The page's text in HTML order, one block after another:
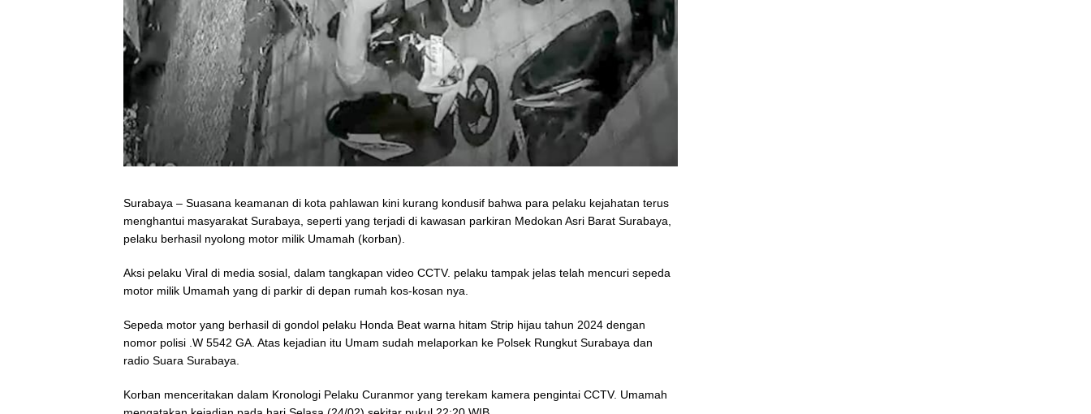
Surabaya – Suasana keamanan di kota pahlawan kini kurang kondusif bahwa para pelaku kejahatan terus
menghantui masyarakat Surabaya, seperti yang terjadi di kawasan parkiran Medokan Asri Barat Surabaya,
pelaku berhasil nyolong motor milik Umamah (korban).
Aksi pelaku Viral di media sosial, dalam tangkapan video CCTV. pelaku tampak jelas telah mencuri sepeda
motor milik Umamah yang di parkir di depan rumah kos-kosan nya.
Sepeda motor yang berhasil di gondol pelaku Honda Beat warna hitam Strip hijau tahun 2024 dengan
nomor polisi .W 5542 GA. Atas kejadian itu Umam sudah melaporkan ke Polsek Rungkut Surabaya dan
radio Suara Surabaya.
Korban menceritakan dalam Kronologi Pelaku Curanmor yang terekam kamera pengintai CCTV. Umamah